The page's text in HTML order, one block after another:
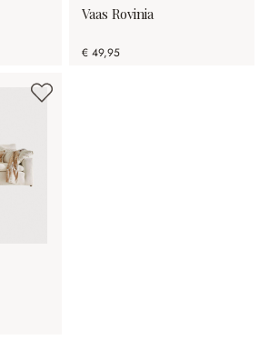
Vaas Rovinia
€ 49,95